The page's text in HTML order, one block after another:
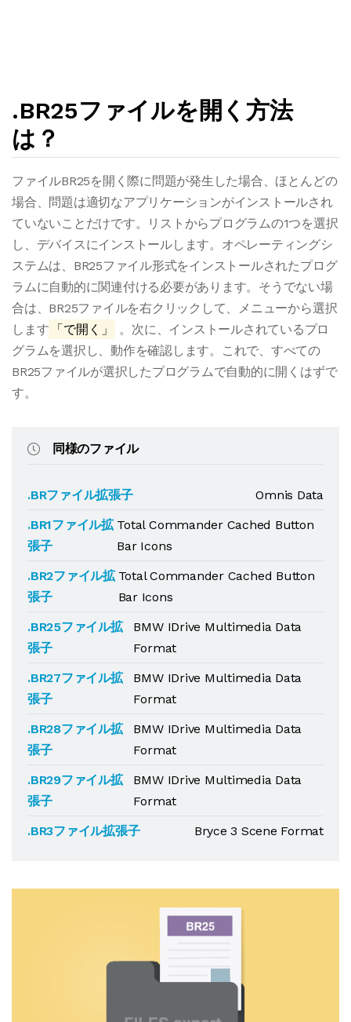
.BR25ファイルを開く方法
は？
ファイルBR25を開く際に問題が発生した場合、ほとんどの
場合、問題は適切なアプリケーションがインストールされ
ていないことだけです。リストからプログラムの1つを選択
し、デバイスにインストールします。オペレーティングシ
ステムは、BR25ファイル形式をインストールされたプログ
ラムに自動的に関連付ける必要があります。そうでない場
合は、BR25ファイルを右クリックして、メニューから選択
します
「で開く」
。次に、インストールされているプロ
グラムを選択し、動作を確認します。これで、すべての
BR25ファイルが選択したプログラムで自動的に開くはずで
す。
同様のファイル
.BRファイル拡張子
Omnis Data
.BR1ファイル拡
張子
Total Commander Cached Button
Bar Icons
.BR2ファイル拡
張子
Total Commander Cached Button
Bar Icons
.BR25ファイル拡
張子
BMW IDrive Multimedia Data
Format
.BR27ファイル拡
張子
BMW IDrive Multimedia Data
Format
.BR28ファイル拡
張子
BMW IDrive Multimedia Data
Format
.BR29ファイル拡
張子
BMW IDrive Multimedia Data
Format
.BR3ファイル拡張子
Bryce 3 Scene Format